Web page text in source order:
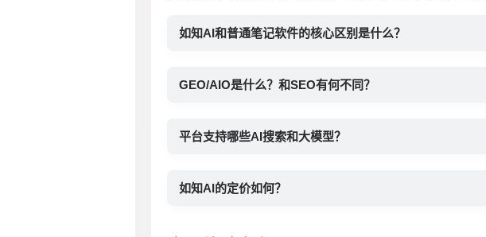
如知AI和普通笔记软件的核心区别是什么？
GEO/AIO是什么？和SEO有何不同？
平台支持哪些AI搜索和大模型？
如知AI的定价如何？